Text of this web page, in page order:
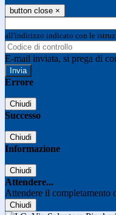
button close ×
all'indirizzo indicato con le
E-mail inviata, si prega di
Errore
Chiudi
Successo
Chiudi
Informazione
Chiudi
Attendere...
Attendere il completamento
Chiudi